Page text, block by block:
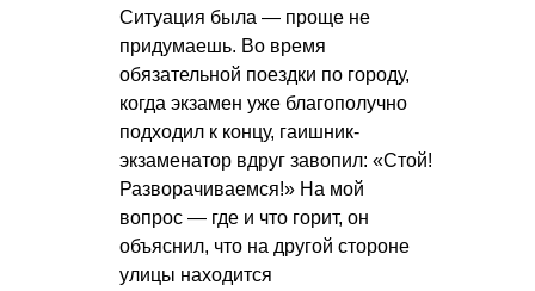
Ситуация была — проще не
придумаешь. Во время
обязательной поездки по городу,
когда экзамен уже благополучно
подходил к концу, гаишник-
экзаменатор вдруг завопил: «Стой!
Разворачиваемся!» На мой
вопрос — где и что горит, он
объяснил, что на другой стороне
улицы находится